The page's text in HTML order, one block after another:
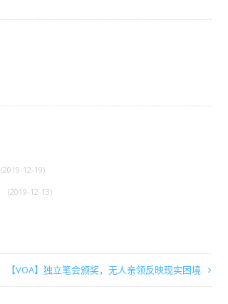
(2019-12-19)
(2019-12-13)
【VOA】独立笔会颁奖，无人亲领反映现实困境